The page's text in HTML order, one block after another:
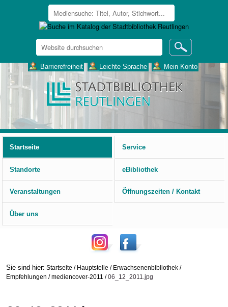
Website
durchsuchen
___Barrierefreiheit ___Leichte Sprache ___Mein Konto
Startseite
Service
Standorte eBibliothek
Veranstaltungen Öffnungszeiten / Kontakt
Über uns
Sie sind hier: Startseite / Hauptstelle / Erwachsenenbibliothek /
Empfehlungen /mediencover-2011 /06_12_2011.jpg